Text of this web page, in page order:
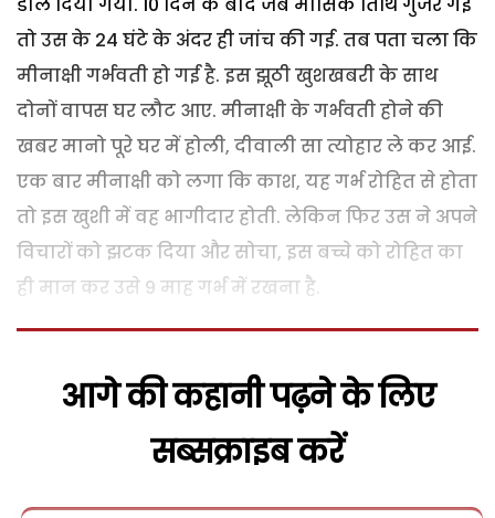
तो उस के 24 घंटे के अंदर ही जांच की गई. तब पता चला कि
मीनाक्षी गर्भवती हो गई है. इस झूठी खुशखबरी के साथ
दोनों वापस घर लौट आए. मीनाक्षी के गर्भवती होने की
खबर मानो पूरे घर में होली, दीवाली सा त्योहार ले कर आई.
एक बार मीनाक्षी को लगा कि काश, यह गर्भ रोहित से होता
तो इस खुशी में वह भागीदार होती. लेकिन फिर उस ने अपने
विचारों को झटक दिया और सोचा, इस बच्चे को रोहित का
ही मान कर उसे 9 माह गर्भ में रखना है.
आगे की कहानी पढ़ने के लिए
सब्सक्राइब करें